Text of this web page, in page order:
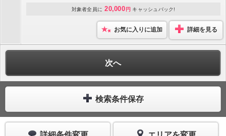
対象者全員に 20,000 円 キャッシュバック!
お気に入りに追加 詳細を見る
次へ
検索条件保存